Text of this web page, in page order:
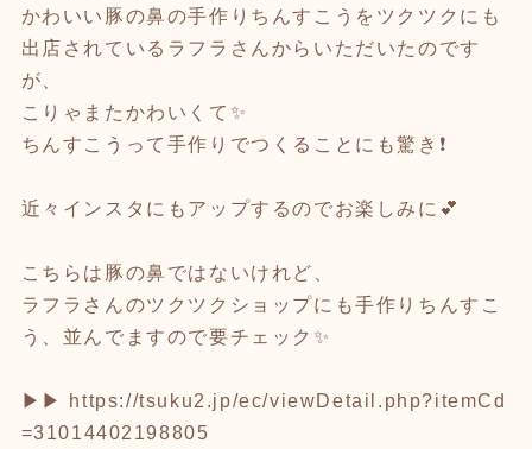
かわいい豚の鼻の手作りちんすこうをツクツクにも
出店されているラフラさんからいただいたのです
が、
こりゃまたかわいくて✨
ちんすこうって手作りでつくることにも驚き❗️
近々インスタにもアップするのでお楽しみに💕
こちらは豚の鼻ではないけれど、
ラフラさんのツクツクショップにも手作りちんすこ
う、並んでますので要チェック✨
▶︎▶︎ https://tsuku2.jp/ec/viewDetail.php?itemCd
=31014402198805